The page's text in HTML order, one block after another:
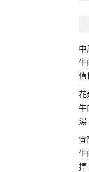
中
牛
值
花
牛
湯
宜
牛
擇